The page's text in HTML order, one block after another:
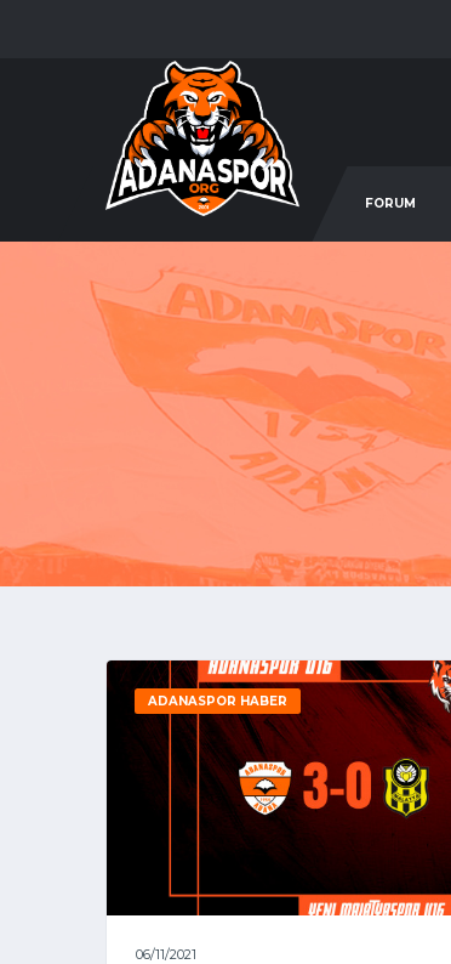
FORUM
ADANASPOR HABER
06/11/2021